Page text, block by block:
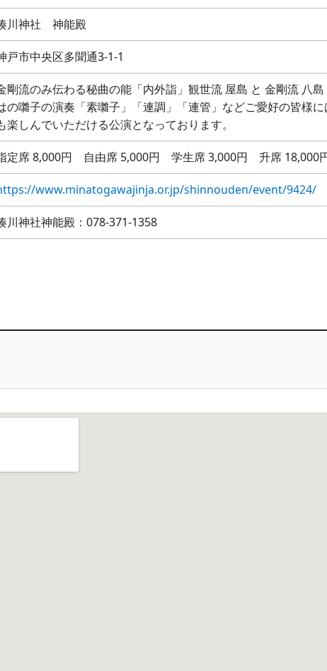
川神社 神能殿
戸市中央区多聞通3-1-1
剛流のみ伝わる秘曲の能「内外詣」観世流 屋島 と 金剛流 八
の囃子の演奏「素囃子」「連調」「連管」などご愛好の皆様
楽しんでいただける公演となっております。
定席 8,000円 自由席 5,000円 学生席 3,000円 升席 18,000
www.minatogawajinja.or.jp/shinnouden/event/9424/
川神社神能殿：078-371-1358